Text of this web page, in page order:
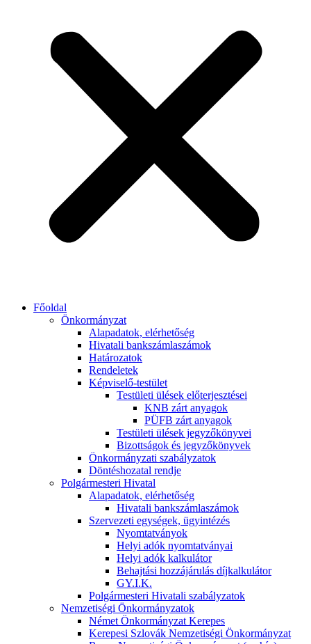
Főoldal
Önkormányzat
Alapadatok, elérhetőség
Hivatali bankszámlaszámok
Határozatok
Rendeletek
Képviselő-testület
Testületi ülések előterjesztései
KNB zárt anyagok
PÜFB zárt anyagok
Testületi ülések jegyzőkönyvei
Bizottságok és jegyzőkönyvek
Önkormányzati szabályzatok
Döntéshozatal rendje
Polgármesteri Hivatal
Alapadatok, elérhetőség
Hivatali bankszámlaszámok
Szervezeti egységek, ügyintézés
Nyomtatványok
Helyi adók nyomtatványai
Helyi adók kalkulátor
Behajtási hozzájárulás díjkalkulátor
GY.I.K.
Polgármesteri Hivatali szabályzatok
Nemzetiségi Önkormányzatok
Német Önkormányzat Kerepes
Kerepesi Szlovák Nemzetiségi Önkormányzat